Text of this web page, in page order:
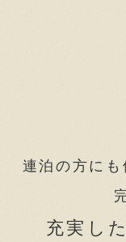
連泊の方に
充実し